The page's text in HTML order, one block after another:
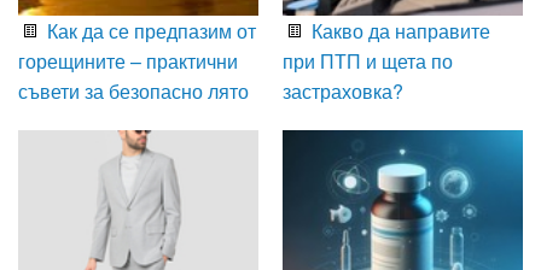
Как да се предпазим от
горещините – практични
съвети за безопасно лято
Какво да направите
при ПТП и щета по
застраховка?